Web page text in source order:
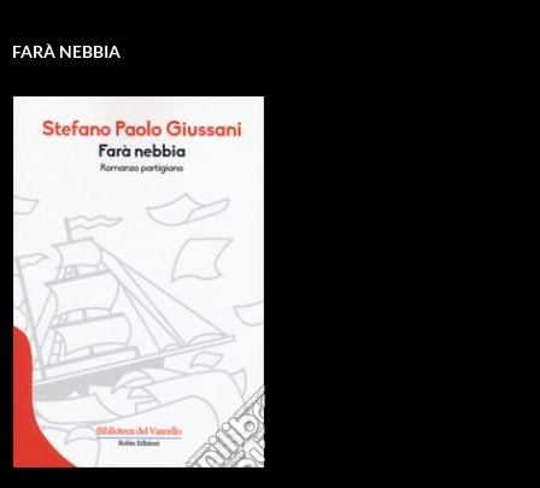
FARÀ NEBBIA